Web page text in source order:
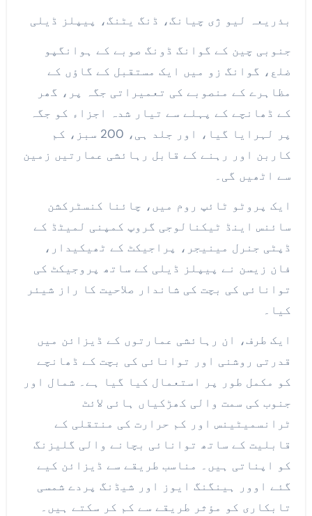
بذریعہ لیو ژی چیانگ، ڈنگ یٹنگ، پیپلز ڈیلی
جنوبی چین کے گوانگ ڈونگ صوبے کے ہوانگپو
ضلع، گوانگ زو میں ایک مستقبل کے گاؤں کے
مظاہرے کے منصوبے کی تعمیراتی جگہ پر، گھر
کے ڈھانچے کے پہلے سے تیار شدہ اجزاء کو جگہ
پر لہرایا گیا، اور جلد ہی، 200 سبز، کم
کاربن اور رہنے کے قابل رہائشی عمارتیں زمین
سے اٹھیں گی۔
ایک پروٹو ٹائپ روم میں، چائنا کنسٹرکشن
سائنس اینڈ ٹیکنالوجی گروپ کمپنی لمیٹڈ کے
ڈپٹی جنرل مینیجر، پراجیکٹ کے ٹھیکیدار،
فان زیسن نے پیپلز ڈیلی کے ساتھ پروجیکٹ کی
توانائی کی بچت کی شاندار صلاحیت کا راز شیئر
کیا۔
ایک طرف، ان رہائشی عمارتوں کے ڈیزائن میں
قدرتی روشنی اور توانائی کی بچت کے ڈھانچے
کو مکمل طور پر استعمال کیا گیا ہے۔ شمال اور
جنوب کی سمت والی کھڑکیاں ہائی لائٹ
ٹرانسمیٹینس اور کم حرارت کی منتقلی کے
قابلیت کے ساتھ توانائی بچانے والی گلیزنگ
کو اپناتی ہیں۔ مناسب طریقے سے ڈیزائن کیے
گئے اوور ہینگنگ ایوز اور شیڈنگ پردے شمسی
تابکاری کو مؤثر طریقے سے کم کر سکتے ہیں۔